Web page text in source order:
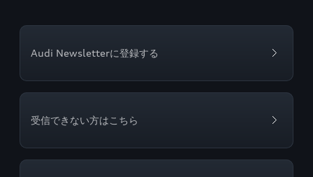
Audi Newsletterに登録する
受信できない方はこちら